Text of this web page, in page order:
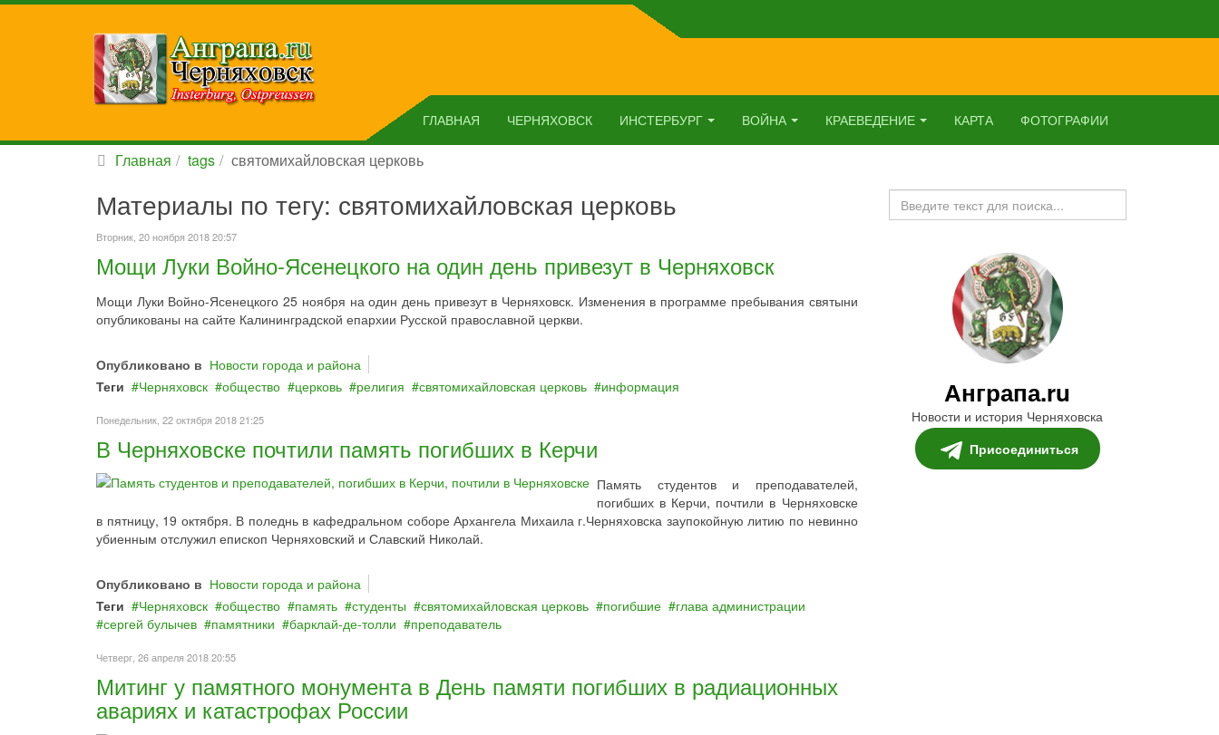
ГЛАВНАЯ ЧЕРНЯХОВСК ИНСТЕРБУРГ ВОЙНА КРАЕВЕДЕНИЕ КАРТА ФОТОГРАФИИ
Главная tags святомихайловская церковь
Материалы по тегу: святомихайловская церковь
Вторник, 20 ноября 2018 20:57
Мощи Луки Войно-Ясенецкого на один день привезут в Черняховск
Мощи Луки Войно-Ясенецкого 25 ноября на один день привезут в Черняховск. Изменения в программе пребывания святыни
опубликованы на сайте Калининградской епархии Русской православной церкви.
Опубликовано в Новости города и района
Теги
Черняховск общество церковь религия святомихайловская церковь информация
Понедельник, 22 октября 2018 21:25
В Черняховске почтили память погибших в Керчи
Память студентов и преподавателей,
погибших в Керчи, почтили в Черняховске
в пятницу, 19 октября. В поледнь в кафедральном соборе Архангела Михаила г.Черняховска заупокойную литию по невинно
убиенным отслужил епископ Черняховский и Славский Николай.
Опубликовано в Новости города и района
Теги
Черняховск общество память студенты святомихайловская церковь погибшие
глава администрации
сергей булычев
памятники барклай‐де‐толли преподаватель
Четверг, 26 апреля 2018 20:55
Митинг у памятного монумента в День памяти погибших в радиационных
авариях и катастрофах России
Искать...
Анграпа.ru
Новости и история Черняховска
Присоединиться